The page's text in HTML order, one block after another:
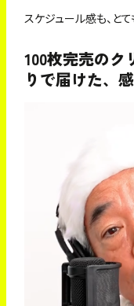
スケジュール感も、と
100枚完売のク
りで届けた、